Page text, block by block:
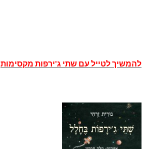
להמשיך לטייל עם שתי ג'ירפות מקסימות